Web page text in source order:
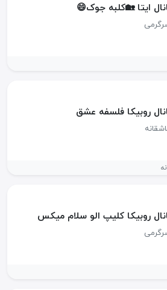
ایتا 🏡کلبه جوک😄
روبیکا فلسفه عشق
روبیکا کلیپ الو سلام میکس